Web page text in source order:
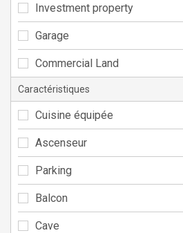
Investment property
Garage
Commercial Land
Caractéristiques
Cuisine équipée
Ascenseur
Parking
Balcon
Cave